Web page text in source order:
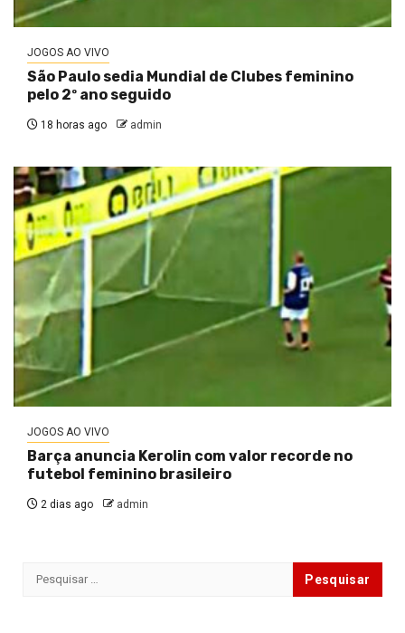
JOGOS AO VIVO
São Paulo sedia Mundial de Clubes feminino
pelo 2º ano seguido
18 horas ago admin
JOGOS AO VIVO
Barça anuncia Kerolin com valor recorde no
futebol feminino brasileiro
2 dias ago admin
Pesquisar